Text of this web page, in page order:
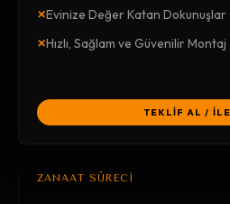
×Evinize Değer Katan Dokunuşlar
×Hızlı, Sağlam ve Güvenilir Montaj
TEKLİF AL /
ZANAAT SÜRECİ